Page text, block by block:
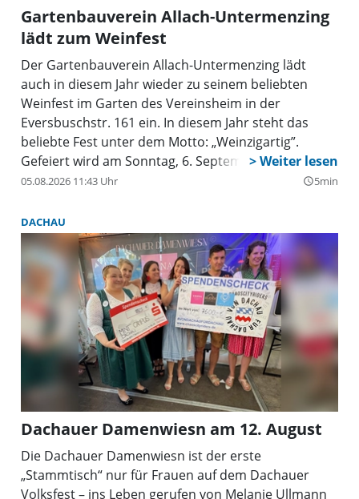
Gartenbauverein Allach-Untermenzing
lädt zum Weinfest
Der Gartenbauverein Allach-Untermenzing lädt
auch in diesem Jahr wieder zu seinem beliebten
Weinfest im Garten des Vereinsheim in der
Eversbuschstr. 161 ein. In diesem Jahr steht das
beliebte Fest unter dem Motto: „Weinzigartig”.
Gefeiert wird am Sonntag, 6. September, von 11 bis
20 Uhr. Zuvor wird ein Festgottesdienst im Freien
05.08.2026 11:43 Uhr query_builder5min
DACHAU
Dachauer Damenwiesn am 12. August
Die Dachauer Damenwiesn ist der erste
„Stammtisch“ nur für Frauen auf dem Dachauer
Volksfest – ins Leben gerufen von Melanie Ullmann